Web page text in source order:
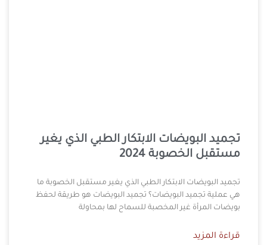
تجميد البويضات الابتكار الطبي الذي يغير
مستقبل الخصوبة 2024
تجميد البويضات الابتكار الطبي الذي يغير مستقبل الخصوبة ما
هي عملية تجميد البويضات؟ تجميد البويضات هو طريقة لحفظ
بويضات المرأة غير المخصبة للسماح لها بمحاولة
قراءة المزيد